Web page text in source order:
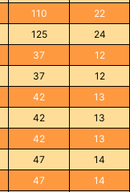
110
22
125
24
37
12
37
12
42
13
42
13
42
13
47
14
47
14